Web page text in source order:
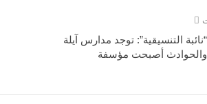
التنسيقية”: توجد مدارس آيلة
أصبحت مؤسفة